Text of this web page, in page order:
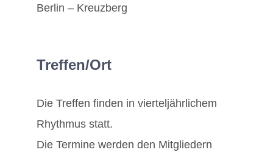
Berlin – Kreuzberg
Treffen/Ort
Die Treffen finden in vierteljährlichem
Rhythmus statt.
Die Termine werden den Mitgliedern